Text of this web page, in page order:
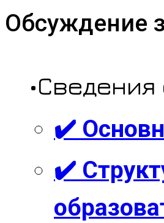
Обсуждение
✔️
✔️